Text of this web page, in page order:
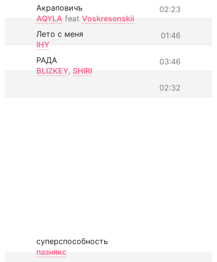
02:23
Акраповичъ
AQYLA feat Voskresenskii
01:46
Лето с меня
IHY
03:46
РАДА
BLIZKEY, SHIRI
02:32
суперспособность
пазнякс